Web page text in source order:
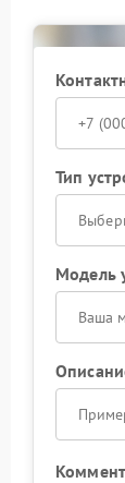
Тип
Модель